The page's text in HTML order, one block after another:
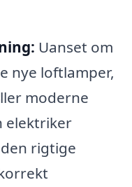
Uanset om
nye loftlamper,
moderne
elektriker
rigtige